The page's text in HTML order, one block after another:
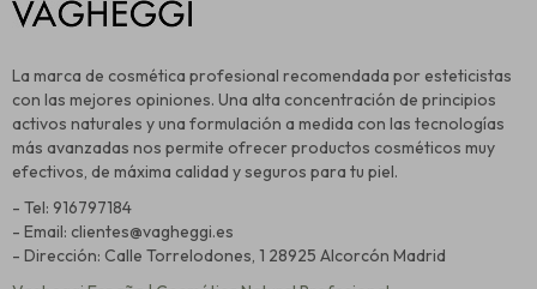
La marca de cosmética profesional recomendada por esteticistas
con las mejores opiniones. Una alta concentración de principios
activos naturales y una formulación a medida con las tecnologías
más avanzadas nos permite ofrecer productos cosméticos muy
efectivos, de máxima calidad y seguros para tu piel.
- Tel: 916797184
- Email: clientes@vagheggi.es
- Dirección: Calle Torrelodones, 1 28925 Alcorcón Madrid